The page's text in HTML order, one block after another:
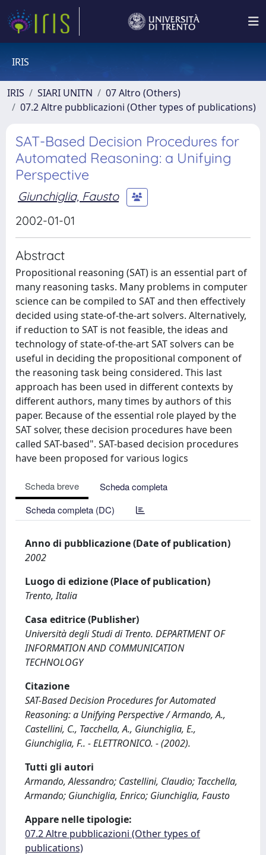
IRIS
IRIS SIARI UNITN
07 Altro (Others)
07.2 Altre pubblicazioni (Other types of publications)
SAT-Based Decision Procedures for
Automated Reasoning: a Unifying
Perspective
Giunchiglia, Fausto
2002-01-01
Abstract
Propositional reasoning (SAT) is an essential part of
many reasoning tasks. Many problems in computer
science can be compiled to SAT and then effectively
decided using state-of-the-art solvers. Alternatively,
if reduction to SAT is not feasible, the ideas and
technology of state-of-the-art SAT solvers can be
useful in deciding the propositional component of
the reasoning task being considered. This last
approach has been used in different contexts by
different authors, many times by authors of this
paper. Because of the essential role played by the
SAT solver, these decision procedures have been
called SAT-based". SAT-based decision procedures
have been proposed for various logics
Scheda breve
Scheda completa
Scheda completa (DC)
Anno di pubblicazione (Date of publication)
2002
Luogo di edizione (Place of publication)
Trento, Italia
Casa editrice (Publisher)
Università degli Studi di Trento. DEPARTMENT OF
INFORMATION AND COMMUNICATION
TECHNOLOGY
Citazione
SAT-Based Decision Procedures for Automated
Reasoning: a Unifying Perspective / Armando, A.,
Castellini, C., Tacchella, A., Giunchiglia, E.,
Giunchiglia, F.. - ELETTRONICO. - (2002).
Tutti gli autori
Armando, Alessandro; Castellini, Claudio; Tacchella,
Armando; Giunchiglia, Enrico; Giunchiglia, Fausto
Appare nelle tipologie:
07.2 Altre pubblicazioni (Other types of
publications)